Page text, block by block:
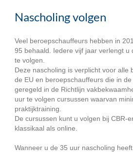
Nascholing volgen
Veel beroepschauffeurs hebben in
95 behaald. Iedere vijf jaar verlengt u
te volgen.
Deze nascholing is verplicht voor alle
de EU en beroepschauffeurs die in
geregeld in de Richtlijn
uur te volgen cursussen waarvan
praktijktraining.
De cursussen kunt u volgen bij CBR-
klassikaal als online.
Wanneer u de 35 uur nascholing